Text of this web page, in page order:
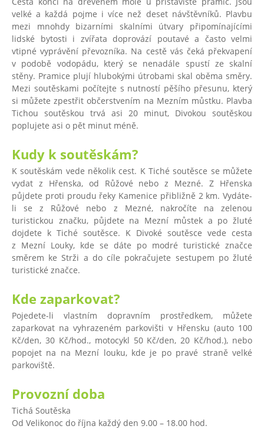
velké a každá pojme i více než deset návštěvníků. Plavbu
mezi mnohdy bizarními skalními útvary připomínajícími
lidské bytosti i zvířata doprovází poutavé a často velmi
vtipné vyprávění převozníka. Na cestě vás čeká překvapení
v podobě vodopádu, který se nenadále spustí ze skalní
stěny. Pramice plují hlubokými útrobami skal oběma směry.
Mezi soutěskami počítejte s nutností pěšího přesunu, který
si můžete zpestřit občerstvením na Mezním můstku. Plavba
Tichou soutěskou trvá asi 20 minut, Divokou soutěskou
poplujete asi o pět minut méně.
Kudy k soutěskám?
K soutěskám vede několik cest. K Tiché soutěsce se můžete
vydat z Hřenska, od Růžové nebo z Mezné. Z Hřenska
půjdete proti proudu řeky Kamenice přibližně 2 km. Vydáte-
li se z Růžové nebo z Mezné, nakročíte na zelenou
turistickou značku, půjdete na Mezní můstek a po žluté
dojdete k Tiché soutěsce. K Divoké soutěsce vede cesta
z Mezní Louky, kde se dáte po modré turistické značce
směrem ke Strži a do cíle pokračujete sestupem po žluté
turistické značce.
Kde zaparkovat?
Pojedete-li vlastním dopravním prostředkem, můžete
zaparkovat na vyhrazeném parkovišti v Hřensku (auto 100
Kč/den, 30 Kč/hod., motocykl 50 Kč/den, 20 Kč/hod.), nebo
popojet na na Mezní louku, kde je po pravé straně velké
parkoviště.
Provozní doba
Tichá Soutěska
Od Velikonoc do října každý den 9.00 – 18.00 hod.